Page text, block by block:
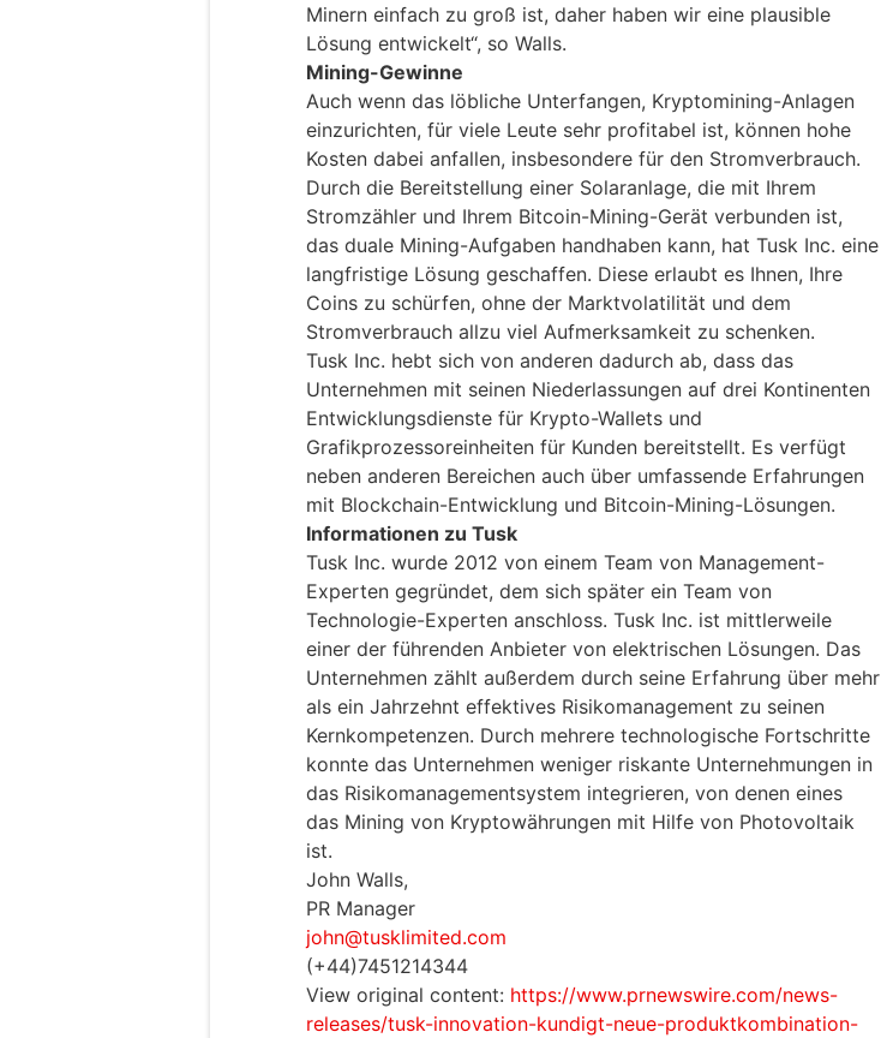
Minern einfach zu groß ist, daher haben wir eine plausible
Lösung entwickelt“, so Walls.
Mining-Gewinne
Auch wenn das löbliche Unterfangen, Kryptomining-Anlagen
einzurichten, für viele Leute sehr profitabel ist, können hohe
Kosten dabei anfallen, insbesondere für den Stromverbrauch.
Durch die Bereitstellung einer Solaranlage, die mit Ihrem
Stromzähler und Ihrem Bitcoin-Mining-Gerät verbunden ist,
das duale Mining-Aufgaben handhaben kann, hat Tusk Inc. eine
langfristige Lösung geschaffen. Diese erlaubt es Ihnen, Ihre
Coins zu schürfen, ohne der Marktvolatilität und dem
Stromverbrauch allzu viel Aufmerksamkeit zu schenken.
Tusk Inc. hebt sich von anderen dadurch ab, dass das
Unternehmen mit seinen Niederlassungen auf drei Kontinenten
Entwicklungsdienste für Krypto-Wallets und
Grafikprozessoreinheiten für Kunden bereitstellt. Es verfügt
neben anderen Bereichen auch über umfassende Erfahrungen
mit Blockchain-Entwicklung und Bitcoin-Mining-Lösungen.
Informationen zu Tusk
Tusk Inc. wurde 2012 von einem Team von Management-
Experten gegründet, dem sich später ein Team von
Technologie-Experten anschloss. Tusk Inc. ist mittlerweile
einer der führenden Anbieter von elektrischen Lösungen. Das
Unternehmen zählt außerdem durch seine Erfahrung über mehr
als ein Jahrzehnt effektives Risikomanagement zu seinen
Kernkompetenzen. Durch mehrere technologische Fortschritte
konnte das Unternehmen weniger riskante Unternehmungen in
das Risikomanagementsystem integrieren, von denen eines
das Mining von Kryptowährungen mit Hilfe von Photovoltaik
ist.
John Walls,
PR Manager
john@tusklimited.com
(+44)7451214344
View original content: https://www.prnewswire.com/news-
releases/tusk-innovation-kundigt-neue-produktkombination-